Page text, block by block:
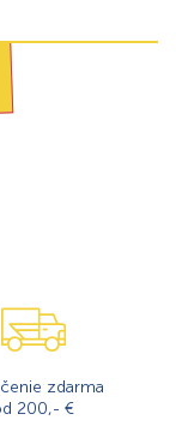
zdarma
200,- €